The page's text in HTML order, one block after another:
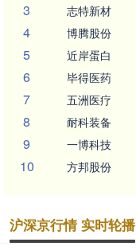
3 志特新材
4 博腾股份
5 近岸蛋白
6 毕得医药
7 五洲医疗
8 耐科装备
9 一博科技
10 方邦股份
沪深京行情 实时轮播